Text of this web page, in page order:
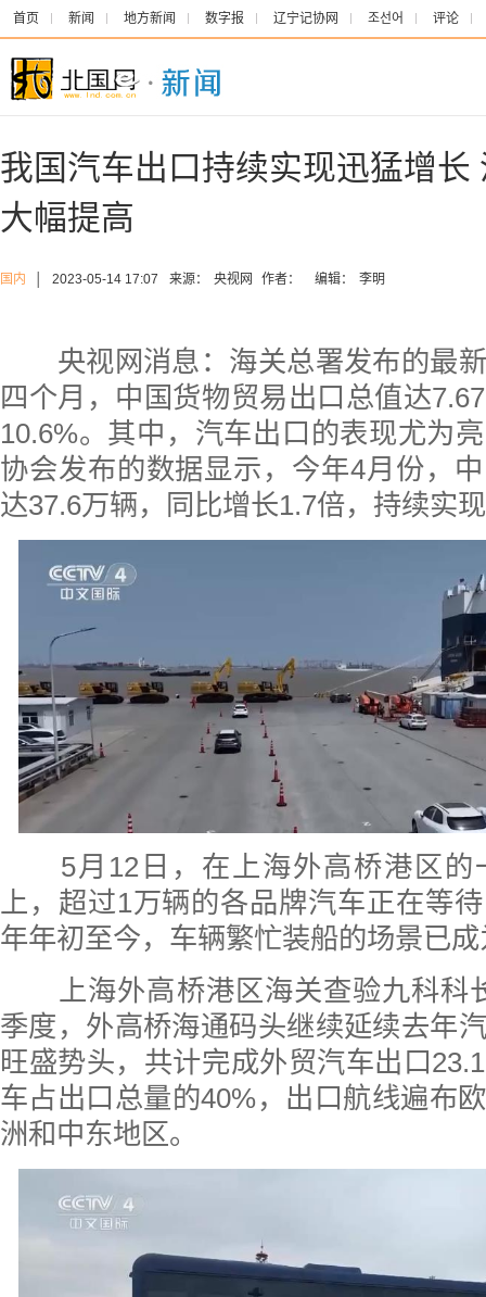
首页 新闻 地方新闻 数字报 辽宁记协网 조선어 评论
我国汽车出口持续实现迅猛增长
大幅提高
国内 2023-05-14 17:07 来源： 央视网 作者： 编辑： 李明
央视网消息：海关总署发布的最新
四个月，中国货物贸易出口总值达
10.6%。其中，汽车出口的表现尤为
协会发布的数据显示，今年4月份，
达37.6万辆，同比增长1.7倍，持续实
5月12日，在上海外高桥港区的
上，超过1万辆的各品牌汽车正在等
年年初至今，车辆繁忙装船的场景已
上海外高桥港区海关查验九科科
季度，外高桥海通码头继续延续去年
旺盛势头，共计完成外贸汽车出口
车占出口总量的40%，出口航线遍布
洲和中东地区。